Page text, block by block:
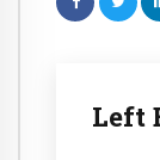
Left